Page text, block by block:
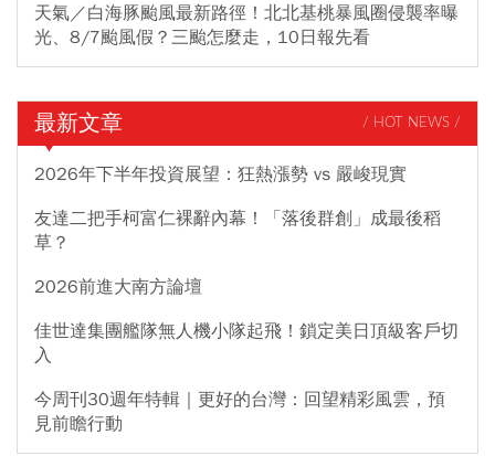
天氣／白海豚颱風最新路徑！北北基桃暴風圈侵襲率曝
光、8/7颱風假？三颱怎麼走，10日報先看
最新文章 / HOT NEWS /
2026年下半年投資展望：狂熱漲勢 vs 嚴峻現實
友達二把手柯富仁裸辭內幕！「落後群創」成最後稻
草？
2026前進大南方論壇
佳世達集團艦隊無人機小隊起飛！鎖定美日頂級客戶切
入
今周刊30週年特輯｜更好的台灣：回望精彩風雲，預
見前瞻行動